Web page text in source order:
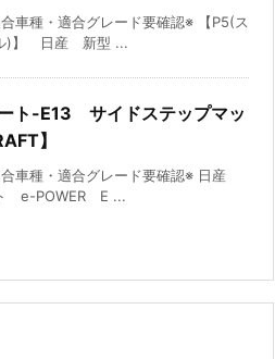
車種・適合グレード要確認※ 【P5(ス
)】 日産 新型 ...
ト-E13 サイドステップマッ
】
車種・適合グレード要確認※ 日産
e-POWER E ...